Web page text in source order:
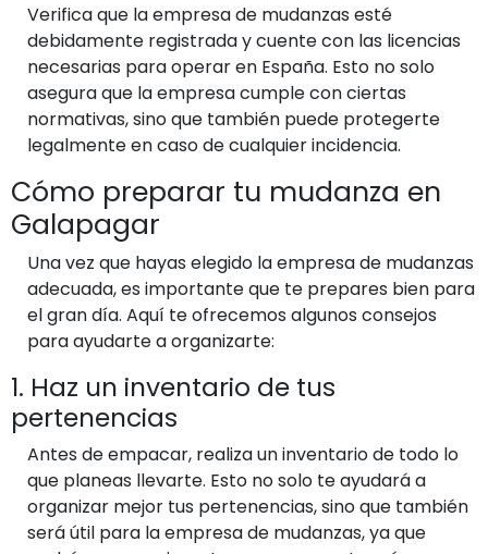
Verifica que la empresa de mudanzas esté
debidamente registrada y cuente con las licencias
necesarias para operar en España. Esto no solo
asegura que la empresa cumple con ciertas
normativas, sino que también puede protegerte
legalmente en caso de cualquier incidencia.
Cómo preparar tu mudanza en
Galapagar
Una vez que hayas elegido la empresa de mudanzas
adecuada, es importante que te prepares bien para
el gran día. Aquí te ofrecemos algunos consejos
para ayudarte a organizarte:
1. Haz un inventario de tus
pertenencias
Antes de empacar, realiza un inventario de todo lo
que planeas llevarte. Esto no solo te ayudará a
organizar mejor tus pertenencias, sino que también
será útil para la empresa de mudanzas, ya que